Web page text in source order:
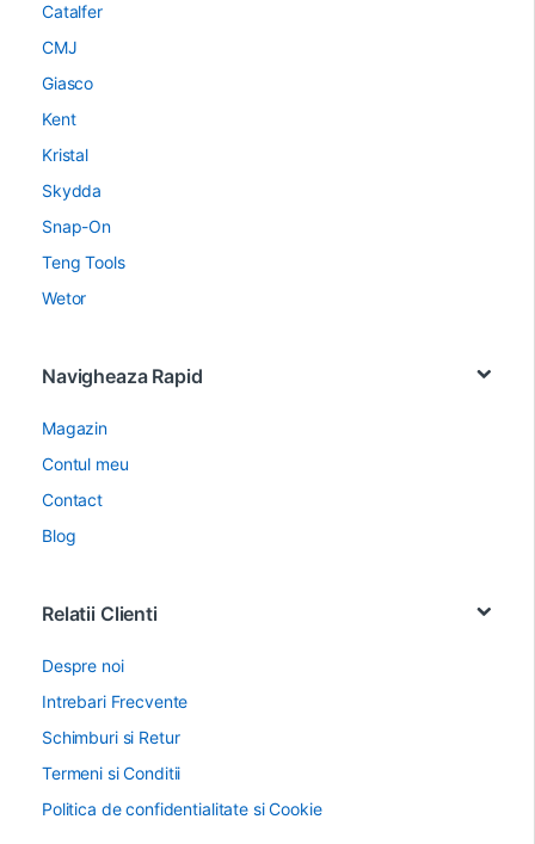
Catalfer
CMJ
Giasco
Kent
Kristal
Skydda
Snap-On
Teng Tools
Wetor
Navigheaza Rapid
Magazin
Contul meu
Contact
Blog
Relatii Clienti
Despre noi
Intrebari Frecvente
Schimburi si Retur
Termeni si Conditii
Politica de confidentialitate si Cookie